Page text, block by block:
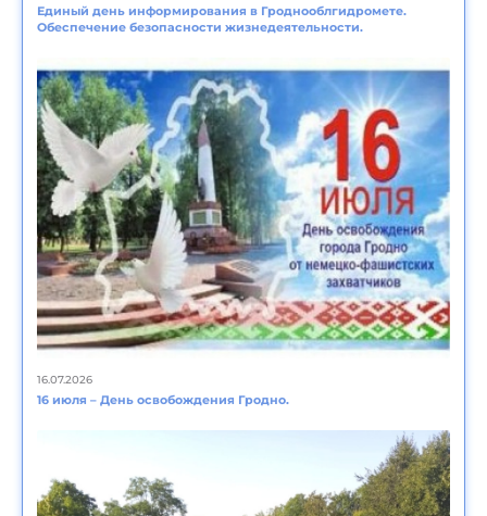
Единый день информирования в Гроднооблгидромете.
Обеспечение безопасности жизнедеятельности.
16.07.2026
16 июля – День освобождения Гродно.